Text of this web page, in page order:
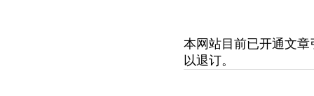
本网站目前已开通文
以退订。